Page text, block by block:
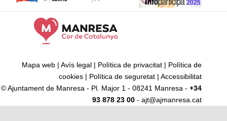
Mapa web | Avís legal | Política de privacitat | Política de
cookies | Política de seguretat | Accessibilitat
© Ajuntament de Manresa - Pl. Major 1 - 08241 Manresa - +34
93 878 23 00 - ajt@ajmanresa.cat